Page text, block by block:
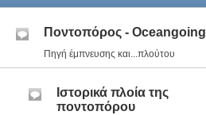
Ποντοπόρος - Οceangoing
Πηγή έμπνευσης και...πλούτου
Ιστορικά πλοία της
ποντοπόρου